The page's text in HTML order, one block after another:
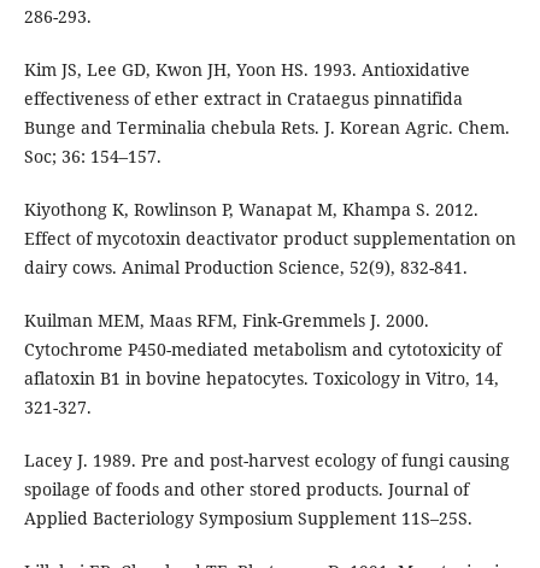
286-293.
Kim JS, Lee GD, Kwon JH, Yoon HS. 1993. Antioxidative
effectiveness of ether extract in Crataegus pinnatifida
Bunge and Terminalia chebula Rets. J. Korean Agric. Chem.
Soc; 36: 154–157.
Kiyothong K, Rowlinson P, Wanapat M, Khampa S. 2012.
Effect of mycotoxin deactivator product supplementation on
dairy cows. Animal Production Science, 52(9), 832-841.
Kuilman MEM, Maas RFM, Fink-Gremmels J. 2000.
Cytochrome P450-mediated metabolism and cytotoxicity of
aflatoxin B1 in bovine hepatocytes. Toxicology in Vitro, 14,
321-327.
Lacey J. 1989. Pre and post-harvest ecology of fungi causing
spoilage of foods and other stored products. Journal of
Applied Bacteriology Symposium Supplement 11S–25S.